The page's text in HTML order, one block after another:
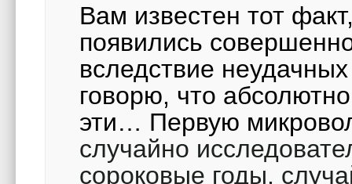
Вам известен тот
появились
вследствие
говорю, что
эти… Первую
случайно
сороковые годы,